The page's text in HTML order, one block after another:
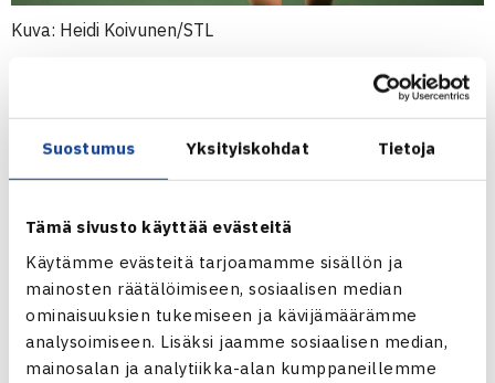
Suostumus Yksityiskohdat Tietoja
Tämä sivusto käyttää evästeitä
Käytämme evästeitä tarjoamamme sisällön ja
mainosten räätälöimiseen, sosiaalisen median
ominaisuuksien tukemiseen ja kävijämäärämme
analysoimiseen. Lisäksi jaamme sosiaalisen median,
mainosalan ja analytiikka-alan kumppaneillemme
Kuva: Heidi Koivunen/STL
Emil Ruusuvuori, 18,
ensimmäiseen US Openiin. Ruusuvuori on pelannut tänä
vuonna juniorien Grand Slameista jo Australian avoimissa,
Lontoossa hänen ottelunsa katkesivat
vatsalihasvammaan, jota Ruusuvuori kuntoutti reilun
kuukauden. Hän aloitti Kanadan Repentignyssä pelatun
ITF:n 1. kategorian kilpailun yhdeksänneksi sijoitettuna,
pääsi suoraan toiselle kierrokselle ja taipui lopulta
YhdysvaltainBrian Shille 6-2, 6-7, 4-6.
– Ensimmäinen ottelu Wimbledonin jälkeen ei ollut helppo,